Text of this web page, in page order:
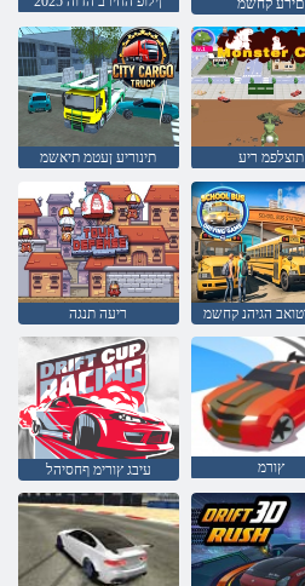
תינוריע ןעטמ תיאשמ תוצלפמ ריע
ריעה תנגה
עיבג ץורימ ףחסיהל ץורמ